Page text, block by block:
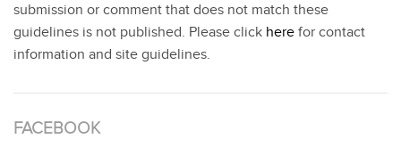
submission or comment that does not match these
guidelines is not published. Please click here for contact
information and site guidelines.
FACEBOOK